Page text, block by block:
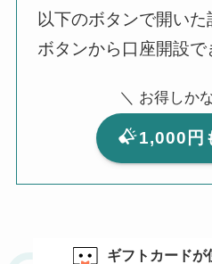
以下のボタンで開い
ボタンから口座開設で
＼ お得しか
1,000円
ギフトカードが